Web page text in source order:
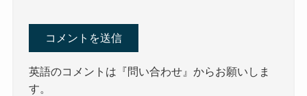
英語のコメントは『問い合わせ』からお願いしま
す。